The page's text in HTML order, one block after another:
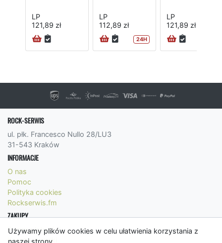
Używamy plików cookies w celu ułatwienia korzystania z
naszej strony.
LP
121,89 zł
LP
112,89 zł
24H
LP
121,89 zł
ROCK-SERWIS
ul. płk. Francesco Nullo 28/LU3
31-543 Kraków
INFORMACJE
O nas
Pomoc
Polityka cookies
Rockserwis.fm
ZAKUPY
Formy płatności
Koszty wysyłki